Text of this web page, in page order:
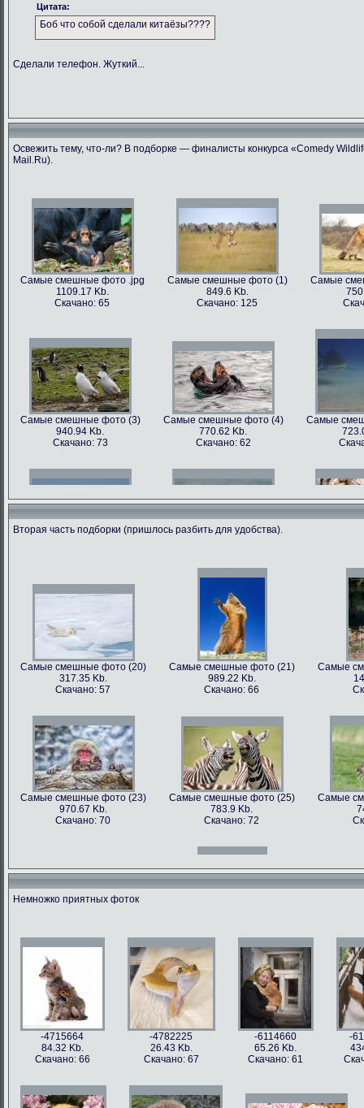
Цитата:
Боб что собой сделали китаёзы????
Сделали телефон. Жуткий...
Освежить тему, что-ли? В подборке — финалисты конкурса «Comedy
Mail.Ru).
Самые смешные фото .jpg
1109.17 Kb.
Скачано: 65
Самые смешные фото (1)
849.6 Kb.
Скачано: 125
Самые
Самые смешные фото (3)
940.94 Kb.
Скачано: 73
Самые смешные фото (4)
770.62 Kb.
Скачано: 62
Самые
Самые смешные фото (9)
562.79 Kb.
Самые смешные фото (10)
899.22 Kb.
Самые
996.47 Kb.
Скачано: 71
Самые смешные фото (15)
809.97 Kb.
Скачано: 68
Самые смешные фото (16)
674.29 Kb.
Скачано: 79
Самые
Вторая часть подборки (пришлось разбить для удобства).
Самые смешные фото (20)
317.35 Kb.
Скачано: 57
Самые смешные фото (21)
989.22 Kb.
Скачано: 66
Самые
Самые смешные фото (23)
970.67 Kb.
Скачано: 70
Самые смешные фото (25)
783.9 Kb.
Скачано: 72
Самые
Самые смешные фото (27)
Скачано: 61
Самые смешные фото (28)
1158.5 Kb.
Скачано: 76
Самые
Самые смешные фото (31)
626.42 Kb.
Скачано: 77
Самые смешные фото (33)
1054 Kb.
Скачано: 85
Немножко приятных фоток
-4715664
84.32 Kb.
Скачано: 66
-4782225
26.43 Kb.
Скачано: 67
-6114660
65.26 Kb.
Скачано: 61
-